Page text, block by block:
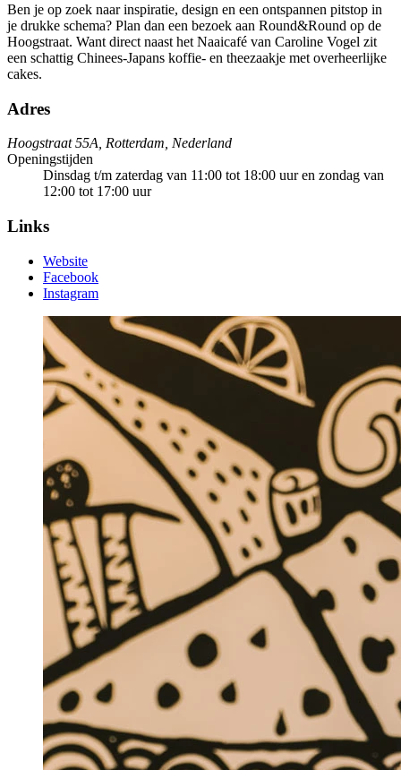
Ben je op zoek naar inspiratie, design en een ontspannen pitstop in
je drukke schema? Plan dan een bezoek aan Round&Round op de
Hoogstraat. Want direct naast het Naaicafé van Caroline Vogel zit
een schattig Chinees-Japans koffie- en theezaakje met overheerlijke
cakes.
Adres
Hoogstraat 55A, Rotterdam, Nederland
Openingstijden
Dinsdag t/m zaterdag van 11:00 tot 18:00 uur en zondag van
12:00 tot 17:00 uur
Links
Website
Facebook
Instagram